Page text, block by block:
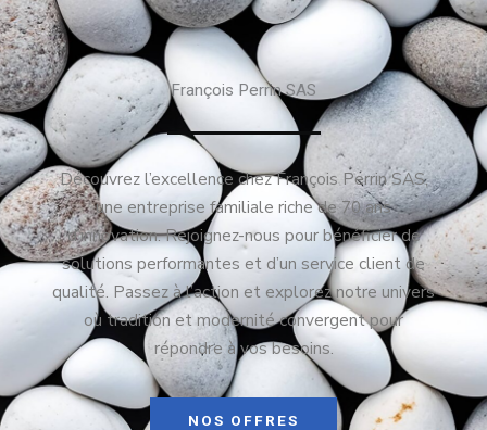
François Perrin SAS
Découvrez l’excellence chez François Perrin SAS,
une entreprise familiale riche de 70 ans
d’innovation. Rejoignez-nous pour bénéficier de
solutions performantes et d’un service client de
qualité. Passez à l’action et explorez notre univers
où tradition et modernité convergent pour
répondre à vos besoins.
NOS OFFRES